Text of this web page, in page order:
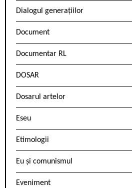
Dialogul generațiilor
Document
Documentar RL
DOSAR
Dosarul artelor
Eseu
Etimologii
Eu și comunismul
Eveniment